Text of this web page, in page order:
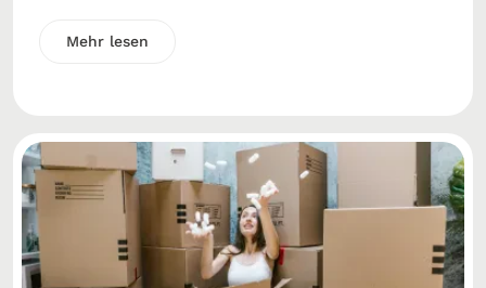
Mehr lesen